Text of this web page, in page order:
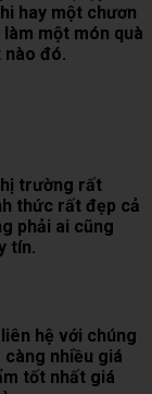
hay một chươn
một món quà
nào đó.
trường rất
thức rất đẹp cả
phải ai cũng
tín.
hệ với chúng
nhiều giá
tốt nhất giá